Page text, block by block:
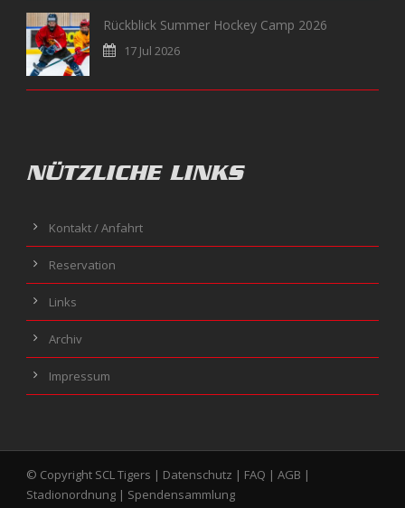
Rückblick Summer Hockey Camp 2026
17 Jul 2026
NÜTZLICHE LINKS
Kontakt / Anfahrt
Reservation
Links
Archiv
Impressum
© Copyright SCL Tigers | Datenschutz | FAQ | AGB |
Stadionordnung | Spendensammlung